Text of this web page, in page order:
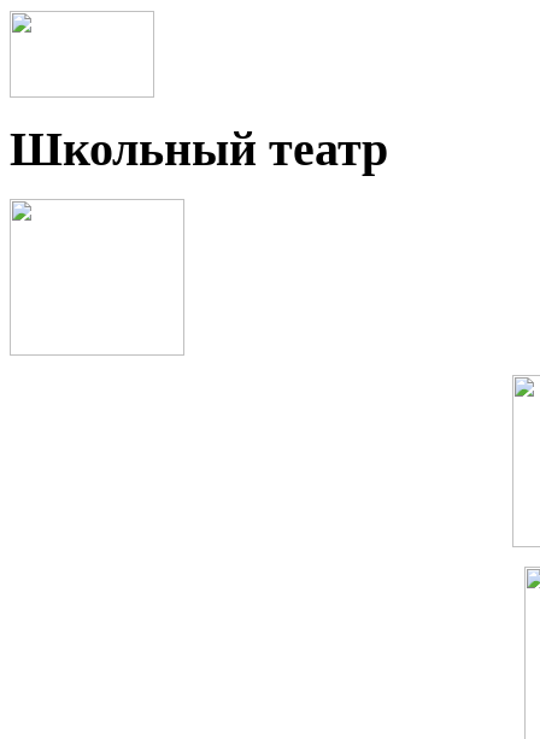
Школьный театр